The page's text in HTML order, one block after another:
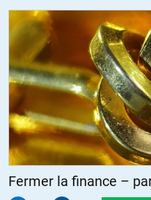
Fermer la finance –